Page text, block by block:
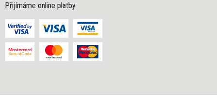
Přijímáme online platby